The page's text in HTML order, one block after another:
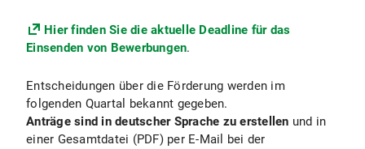
Hier finden Sie die aktuelle Deadline für das
Einsenden von Bewerbungen.
Entscheidungen über die Förderung werden im
folgenden Quartal bekannt gegeben.
Anträge sind in deutscher Sprache zu erstellen und in
einer Gesamtdatei (PDF) per E-Mail bei der